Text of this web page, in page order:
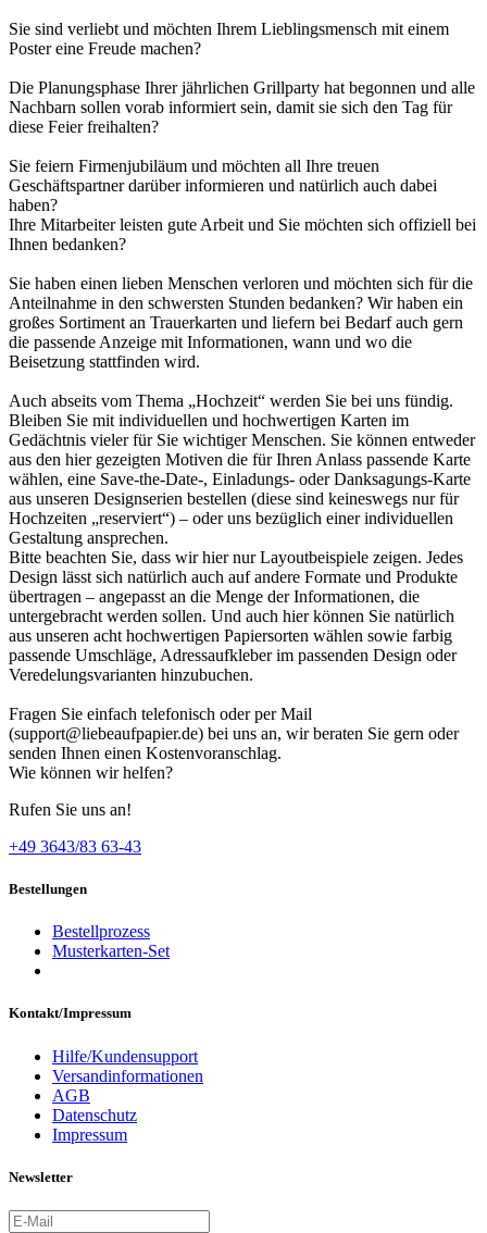
Sie sind verliebt und möchten Ihrem Lieblingsmensch mit einem
Poster eine Freude machen?
Die Planungsphase Ihrer jährlichen Grillparty hat begonnen und alle
Nachbarn sollen vorab informiert sein, damit sie sich den Tag für
diese Feier freihalten?
Sie feiern Firmenjubiläum und möchten all Ihre treuen
Geschäftspartner darüber informieren und natürlich auch dabei
haben?
Ihre Mitarbeiter leisten gute Arbeit und Sie möchten sich offiziell bei
Ihnen bedanken?
Sie haben einen lieben Menschen verloren und möchten sich für die
Anteilnahme in den schwersten Stunden bedanken? Wir haben ein
großes Sortiment an Trauerkarten und liefern bei Bedarf auch gern
die passende Anzeige mit Informationen, wann und wo die
Beisetzung stattfinden wird.
Auch abseits vom Thema „Hochzeit“ werden Sie bei uns fündig.
Bleiben Sie mit individuellen und hochwertigen Karten im
Gedächtnis vieler für Sie wichtiger Menschen. Sie können entweder
aus den hier gezeigten Motiven die für Ihren Anlass passende Karte
wählen, eine Save-the-Date-, Einladungs- oder Danksagungs-Karte
aus unseren Designserien bestellen (diese sind keineswegs nur für
Hochzeiten „reserviert“) – oder uns bezüglich einer individuellen
Gestaltung ansprechen.
Bitte beachten Sie, dass wir hier nur Layoutbeispiele zeigen. Jedes
Design lässt sich natürlich auch auf andere Formate und Produkte
übertragen – angepasst an die Menge der Informationen, die
untergebracht werden sollen. Und auch hier können Sie natürlich
aus unseren acht hochwertigen Papiersorten wählen sowie farbig
passende Umschläge, Adressaufkleber im passenden Design oder
Veredelungsvarianten hinzubuchen.
Fragen Sie einfach telefonisch oder per Mail
(support@liebeaufpapier.de) bei uns an, wir beraten Sie gern oder
senden Ihnen einen Kostenvoranschlag.
Wie können wir helfen?
Rufen Sie uns an!
+49 3643/83 63-43
Bestellungen
Bestellprozess
Musterkarten-Set
Kontakt/Impressum
Hilfe/Kundensupport
Versandinformationen
AGB
Datenschutz
Impressum
Newsletter